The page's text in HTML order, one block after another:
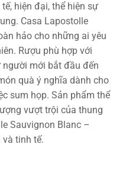
hiện đại, thể hiện sự
Casa Lapostolle
hảo cho những ai yêu
Rượu phù hợp với
mới bắt đầu đến
quà ý nghĩa dành cho
sum họp. Sản phẩm thể
vượt trội của thung
Sauvignon Blanc –
tinh tế.